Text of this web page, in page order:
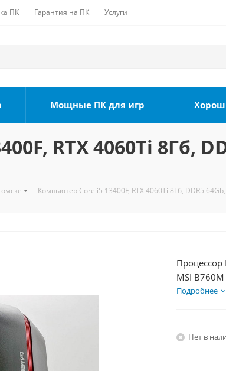
ПК Гарантия на ПК Услуги
Мощные ПК для игр
RTX 4060Ti 8Гб,
- Компьютер Core i5 13400F, RTX 4060Ti 8Гб, DDR5
Процессор
MSI
Диски SSD
Подробнее
Нет в